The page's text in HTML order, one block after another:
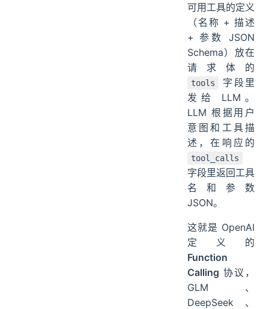
可用工具的定义
（名称 + 描述
+ 参数 JSON
Schema）放在
请求体的
tools
字段里
发给 LLM。
LLM 根据用户
意图和工具描
述，在响应的
tool_calls
字段里返回工具
名和参数
JSON。
这就是 OpenAI
定义的
Function
Calling 协议，
GLM、
DeepSeek、